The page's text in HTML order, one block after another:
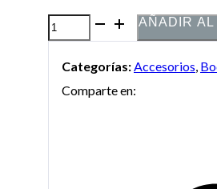
Boquilla
modelo
standard
AÑADIR
Categorías: Accesorios
Comparte en: